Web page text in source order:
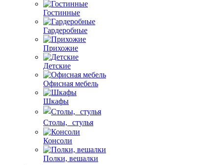
Гостинные
Гардеробные
Прихожие
Детские
Офисная мебель
Шкафы
Столы, стулья
Консоли
Полки, вешалки